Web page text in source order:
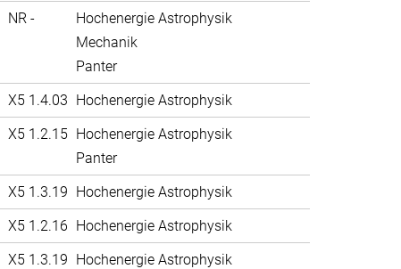
NR -
Hochenergie Astrophysik
Mechanik
Panter
X5 1.4.03 Hochenergie Astrophysik
X5 1.2.15 Hochenergie Astrophysik
Panter
X5 1.3.19 Hochenergie Astrophysik
X5 1.2.16 Hochenergie Astrophysik
X5 1.3.19 Hochenergie Astrophysik